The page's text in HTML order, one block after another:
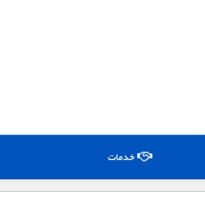
خدمات